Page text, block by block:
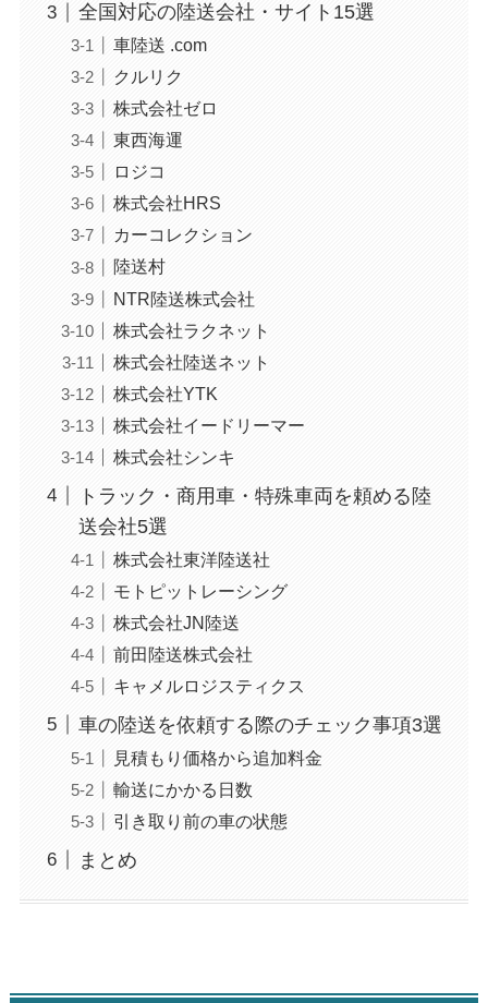
全国対応の陸送会社・サイト15選
車陸送 .com
クルリク
株式会社ゼロ
東西海運
ロジコ
株式会社HRS
カーコレクション
陸送村
NTR陸送株式会社
株式会社ラクネット
株式会社陸送ネット
株式会社YTK
株式会社イードリーマー
株式会社シンキ
トラック・商用車・特殊車両を頼める陸
送会社5選
株式会社東洋陸送社
モトピットレーシング
株式会社JN陸送
前田陸送株式会社
キャメルロジスティクス
車の陸送を依頼する際のチェック事項3選
見積もり価格から追加料金
輸送にかかる日数
引き取り前の車の状態
まとめ